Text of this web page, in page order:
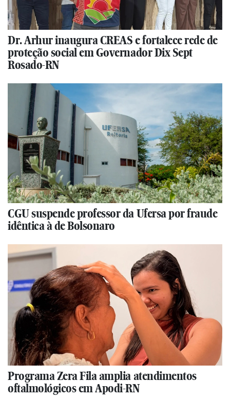
Dr. Arhur inaugura CREAS e fortalece rede de
proteção social em Governador Dix Sept
Rosado-RN
CGU suspende professor da Ufersa por fraude
idêntica à de Bolsonaro
Programa Zera Fila amplia atendimentos
oftalmológicos em Apodi-RN